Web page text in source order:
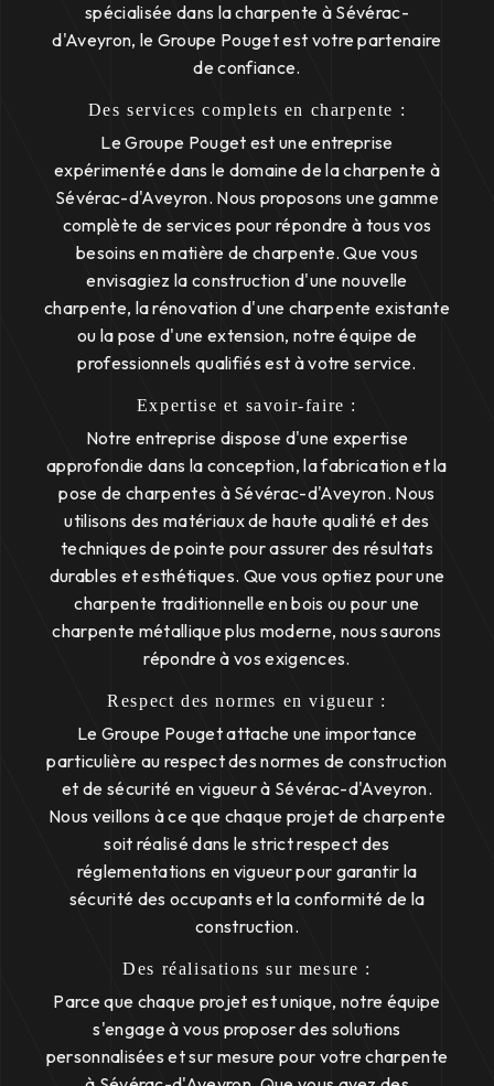
spécialisée dans la charpente à Sévérac-
d'Aveyron, le Groupe Pouget est votre partenaire
de confiance.
Des services complets en charpente :
Le Groupe Pouget est une entreprise
expérimentée dans le domaine de la charpente à
Sévérac-d'Aveyron. Nous proposons une gamme
complète de services pour répondre à tous vos
besoins en matière de charpente. Que vous
envisagiez la construction d'une nouvelle
charpente, la rénovation d'une charpente existante
ou la pose d'une extension, notre équipe de
professionnels qualifiés est à votre service.
Expertise et savoir-faire :
Notre entreprise dispose d'une expertise
approfondie dans la conception, la fabrication et la
pose de charpentes à Sévérac-d'Aveyron. Nous
utilisons des matériaux de haute qualité et des
techniques de pointe pour assurer des résultats
durables et esthétiques. Que vous optiez pour une
charpente traditionnelle en bois ou pour une
charpente métallique plus moderne, nous saurons
répondre à vos exigences.
Respect des normes en vigueur :
Le Groupe Pouget attache une importance
particulière au respect des normes de construction
et de sécurité en vigueur à Sévérac-d'Aveyron.
Nous veillons à ce que chaque projet de charpente
soit réalisé dans le strict respect des
réglementations en vigueur pour garantir la
sécurité des occupants et la conformité de la
construction.
Des réalisations sur mesure :
Parce que chaque projet est unique, notre équipe
s'engage à vous proposer des solutions
personnalisées et sur mesure pour votre charpente